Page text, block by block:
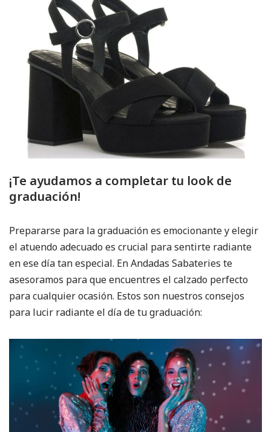
¡Te ayudamos a completar tu look de
graduación!
Prepararse para la graduación es emocionante y elegir
el atuendo adecuado es crucial para sentirte radiante
en ese día tan especial. En Andadas Sabateries te
asesoramos para que encuentres el calzado perfecto
para cualquier ocasión. Estos son nuestros consejos
para lucir radiante el día de tu graduación: